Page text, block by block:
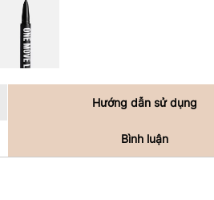
Hướng dẫn sử dụng
Bình luận